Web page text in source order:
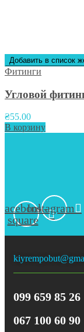
Добавить в список
Фитинги
Угловой
₴55.00
В корзину
square
Instagram
099 659 85 26
067 100 60 90